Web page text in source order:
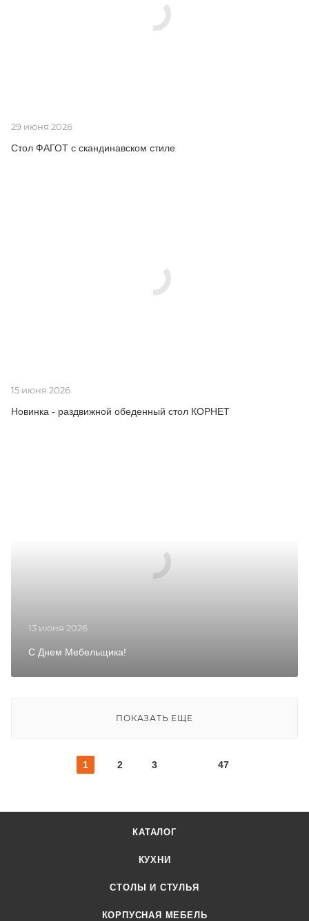
29 июня 2026
Стол ФАГОТ с скандинавском стиле
15 июня 2026
Новинка - раздвижной обеденный стол КОРНЕТ
13 июня 2026
С Днем Мебельщика!
ПОКАЗАТЬ ЕЩЕ
1 2 3 47
КАТАЛОГ
КУХНИ
СТОЛЫ И СТУЛЬЯ
КОРПУСНАЯ МЕБЕЛЬ